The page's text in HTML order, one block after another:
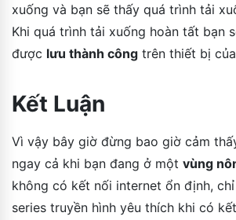
xuống và bạn sẽ thấy quá trình tải
Khi quá trình tải xuống hoàn tất bạn
được lưu thành công trên thiết bị
Kết Luận
Vì vậy bây giờ đừng bao giờ cảm
ngay cả khi bạn đang ở một vùng
không có kết nối internet ổn định,
series truyền hình yêu thích khi có